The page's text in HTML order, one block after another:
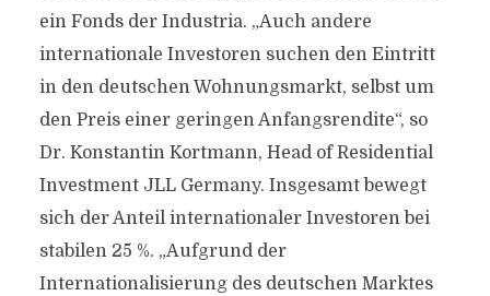
ein Fonds der Industria. „Auch andere
internationale Investoren suchen den Eintritt
in den deutschen Wohnungsmarkt, selbst um
den Preis einer geringen Anfangsrendite“, so
Dr. Konstantin Kortmann, Head of Residential
Investment JLL Germany. Insgesamt bewegt
sich der Anteil internationaler Investoren bei
stabilen 25 %. „Aufgrund der
Internationalisierung des deutschen Marktes